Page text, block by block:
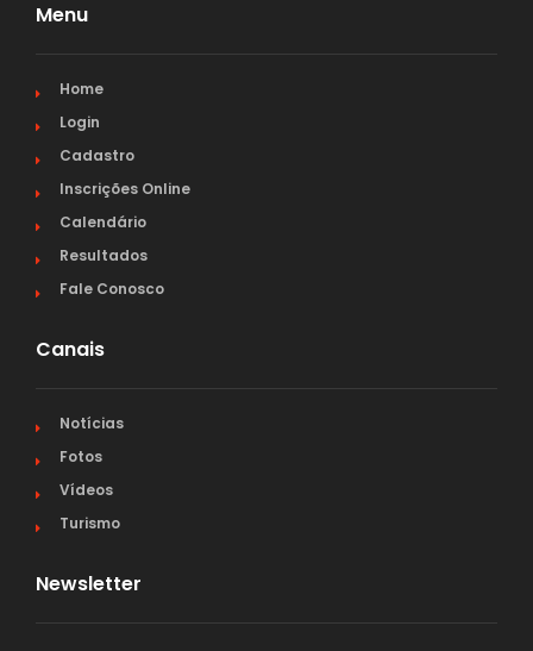
Menu
Home
Login
Cadastro
Inscrições Online
Calendário
Resultados
Fale Conosco
Canais
Notícias
Fotos
Vídeos
Turismo
Newsletter